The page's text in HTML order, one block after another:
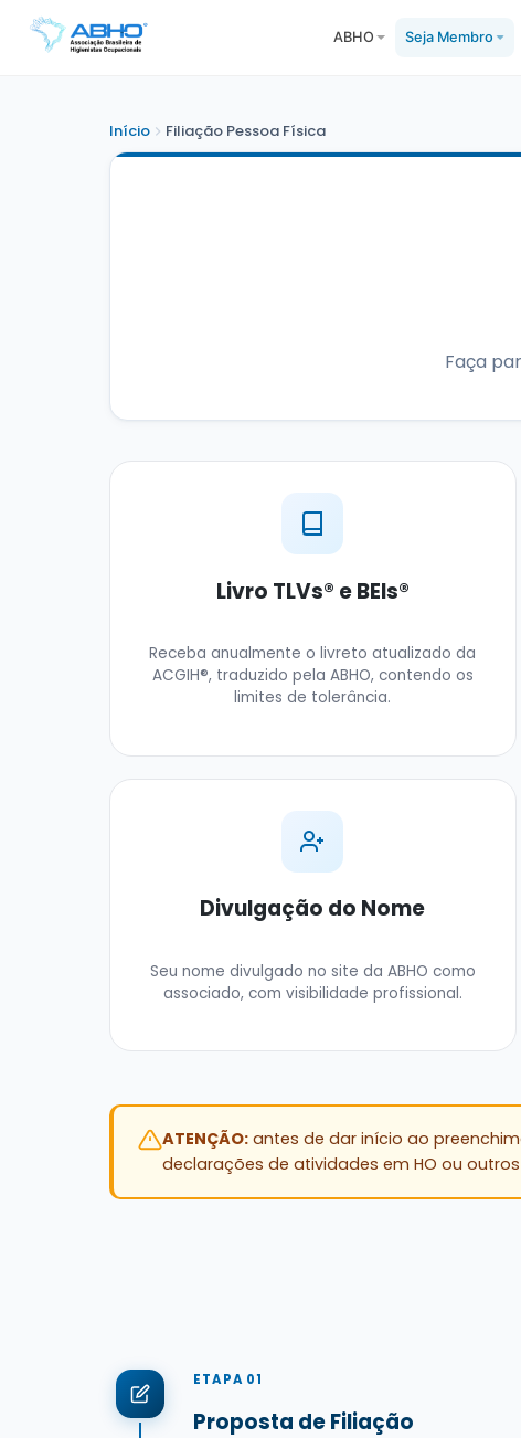
ABHO Seja Membro
Início Filiação Pessoa Física
Faça
Livro TLVs® e BEIs®
Receba anualmente o livreto atualizado da
ACGIH®, traduzido pela ABHO, contendo os
limites de tolerância.
Divulgação do Nome
Seu nome divulgado no site da ABHO como
associado, com visibilidade profissional.
ATENÇÃO:antes de dar início ao
declarações de atividades em HO ou
ETAPA 01
Proposta de Filiação